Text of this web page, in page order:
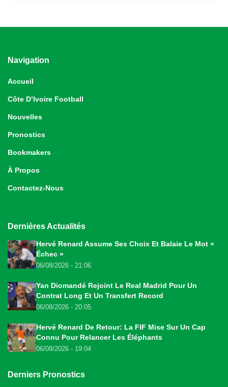
Navigation
Accueil
Côte D’Ivoire Football
Nouvelles
Pronostics
Bookmakers
À Propos
Contactez-Nous
Dernières Actualités
Hervé Renard Assume Ses Choix Et Balaie Le Mot «
Échec »
06/08/2026 - 21:06
Yan Diomandé Rejoint Le Real Madrid Pour Un
Contrat Long Et Un Transfert Record
06/08/2026 - 20:05
Hervé Renard De Retour: La FIF Mise Sur Un Cap
Connu Pour Relancer Les Éléphants
06/08/2026 - 19:04
Derniers Pronostics